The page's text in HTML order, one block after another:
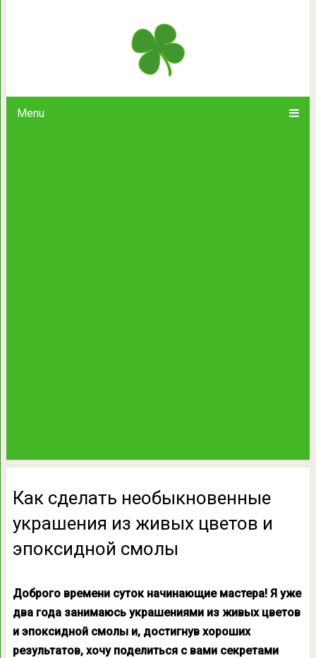
Menu
Как сделать необыкновенные
Как сделать необыкновенные
украшения из живых цветов и
эпоксидной смолы
Доброго времени суток начинающие мастера! Я уже
два года занимаюсь украшениями из живых цветов
и эпоксидной смолы и, достигнув хороших
результатов, хочу поделиться с вами секретами